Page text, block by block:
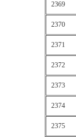
2369
2370
2371
2372
2373
2374
2375